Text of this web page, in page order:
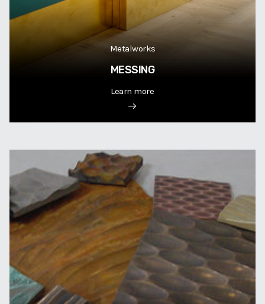
Metalworks
MESSING
Learn more